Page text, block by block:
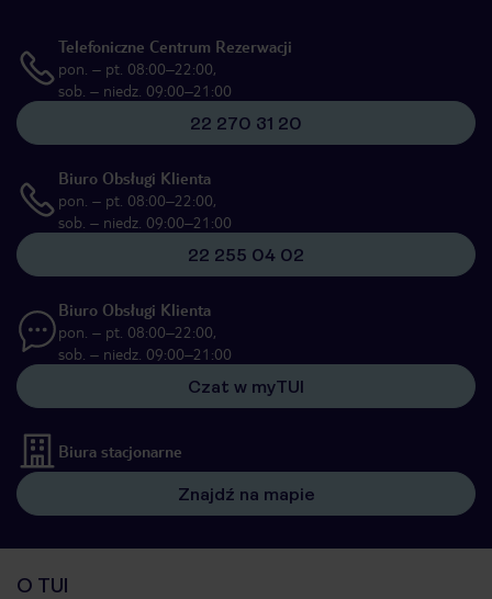
Telefoniczne Centrum Rezerwacji
pon. – pt. 08:00–22:00,
sob. – niedz. 09:00–21:00
22 270 31 20
Biuro Obsługi Klienta
pon. – pt. 08:00–22:00,
sob. – niedz. 09:00–21:00
22 255 04 02
Biuro Obsługi Klienta
pon. – pt. 08:00–22:00,
sob. – niedz. 09:00–21:00
Czat w myTUI
Biura stacjonarne
Znajdź na mapie
O TUI